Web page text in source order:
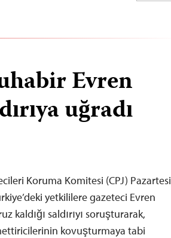
Evren
uğradı
Koruma Komitesi (CPJ) Pazartesi
yetkililere gazeteci Evren
kaldığı saldırıyı soruşturarak,
kovuşturmaya tabi